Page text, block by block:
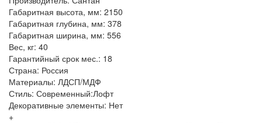
Габаритная высота, мм: 2150
Габаритная глубина, мм: 378
Габаритная ширина, мм: 556
Вес, кг: 40
Гарантийный срок мес.: 18
Страна: Россия
Материалы: ЛДСП/МДФ
Стиль: Современный:Лофт
Декоративные элементы: Нет
+